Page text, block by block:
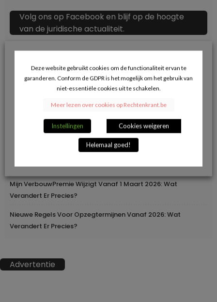
Volg ons op Facebook en blijf op de hoogte
van de juridische actualiteit.
Recente berichten
Herroepingsrecht Bij Online Aankopen: Wanneer Mag Je Iets
Geleidelijke Verhoging Van Loopbaanvoorwaarden
Europa Moderniseert Het Rijbewijs: Digitaal En
Grensoverschrijdend
Mijn VerbouwPremie Wijzigt Vanaf 1 Maart 2026: Wat
Verandert Er Precies?
Nieuwe Regels Voor Opzegtermijnen Vanaf 2026: Wat
Verandert Er Precies?
Advertentie
Deze website gebruikt cookies om de functionaliteit ervan te
garanderen. Conform de GDPR is het mogelijk om het gebruik van
niet-essentiële cookies uit te schakelen.
Meer lezen over cookies op Rechtenkrant.be
Instellingen Cookies weigeren
Helemaal goed!